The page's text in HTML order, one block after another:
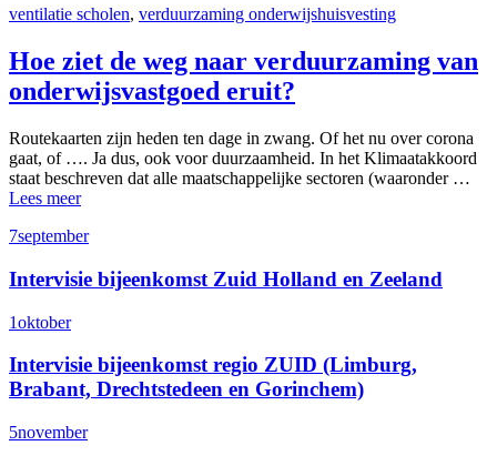
ventilatie scholen, verduurzaming onderwijshuisvesting
Hoe ziet de weg naar verduurzaming van
onderwijsvastgoed eruit?
Routekaarten zijn heden ten dage in zwang. Of het nu over corona
gaat, of …. Ja dus, ook voor duurzaamheid. In het Klimaatakkoord
staat beschreven dat alle maatschappelijke sectoren (waaronder …
Lees meer
7september
Intervisie bijeenkomst Zuid Holland en Zeeland
1oktober
Intervisie bijeenkomst regio ZUID (Limburg,
Brabant, Drechtstedeen en Gorinchem)
5november